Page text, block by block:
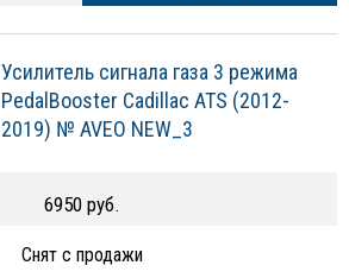
Усилитель сигнала газа 3 режима
PedalBooster Cadillac ATS (2012-
2019) № AVEO NEW_3
6950 руб.
Снят с продажи